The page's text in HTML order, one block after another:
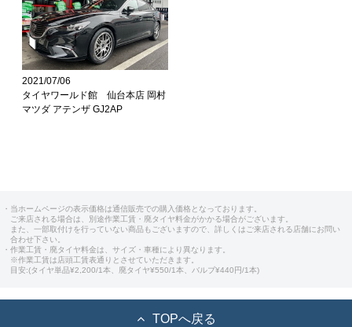
2021/07/06
タイヤワールド館 仙台本店 岡村
マツダ アテンザ GJ2AP
・当ホームページの表示価格は通信販売での購入価格となっております。
ご来店される場合は、別途作業工賃・廃タイヤ料金がかかる場合がございます。
また、一部取付けを行っていない商品もございますので、詳しくはご来店される店舗にお問い
合わせ下さい。
・作業工賃・廃タイヤ料金は、サイズ・車種により異なります。
※作業工賃は店頭工賃表通りとさせていただきます。
目安:(タイヤ単品¥2,200/1本、廃タイヤ¥550/1本、バルブ¥440円/1本)
TOPへ戻る